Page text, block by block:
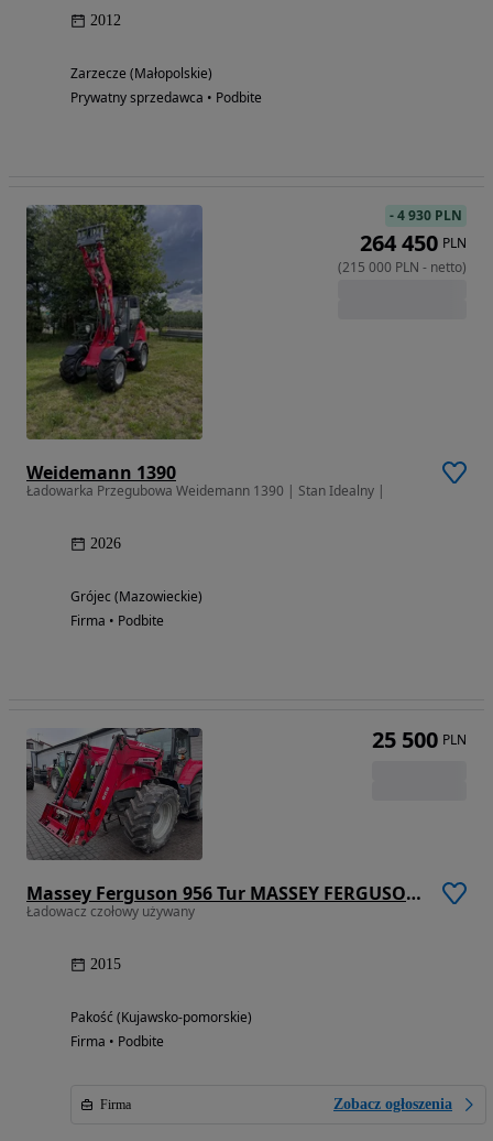
2012
Zarzecze (Małopolskie)
Prywatny sprzedawca • Podbite
Weidemann 1390
Ładowarka Przegubowa Weidemann 1390 | Stan Idealny |
2026
Grójec (Mazowieckie)
Firma • Podbite
-4 930 PLN
264 450 PLN
(215 000 PLN - netto)
Massey Ferguson 956 Tur MASSEY FERGUSON / QUICKE Kompletny Adaptacja 4 cylindry
Ładowacz czołowy używany
2015
Pakość (Kujawsko-pomorskie)
Firma • Podbite
Firma Zobacz ogłoszenia
25 500 PLN